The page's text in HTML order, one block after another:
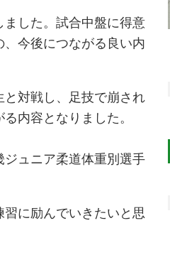
した。試合中盤に得意
今後につながる良い内
対戦し、足技で崩され
内容となりました。
ュニア柔道体重別選手
に励んでいきたいと思